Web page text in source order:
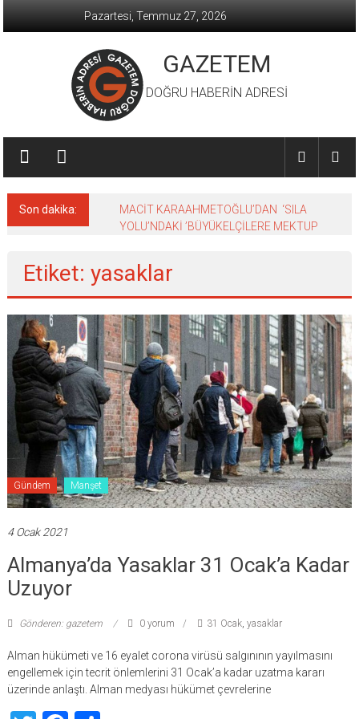
Pazartesi, Temmuz 27, 2026
GAZETEM
DOĞRU HABERİN ADRESİ
Son dakika:
MACİT KARAAHMETOĞLU’DAN ‘SILA
YOLU’NDAKİ ’BÜYÜKELÇİLERE MEKTUP
Etiket: yasaklar
Gündem Manşet
4 Ocak 2021
Almanya’da Yasaklar 31 Ocak’a Kadar
Uzuyor
Gönderen: gazetem 0 yorum 31 Ocak, yasaklar
Alman hükümeti ve 16 eyalet corona virüsü salgınının yayılmasını
engellemek için tecrit önlemlerini 31 Ocak’a kadar uzatma kararı
üzerinde anlaştı. Alman medyası hükümet çevrelerine